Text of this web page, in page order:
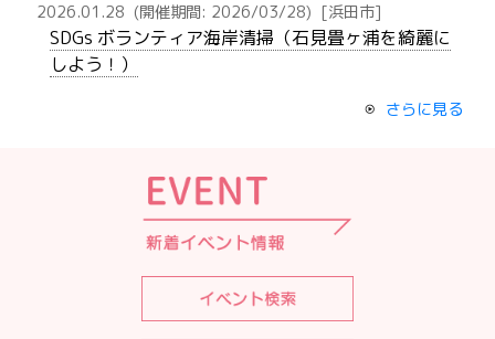
2026.01.28 (開催期間: 2026/03/28) [浜田市]
SDGs ボランティア海岸清掃（石見畳ヶ浦を綺麗に
しよう！）
さらに見る